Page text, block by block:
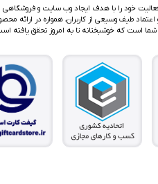
خود را با هدف ایجاد وب سایت و فروشگاهی
طیف وسیعی از کاربران، همواره در ارائه
شما است که خوشبختانه تا به امروز تحقق یافته